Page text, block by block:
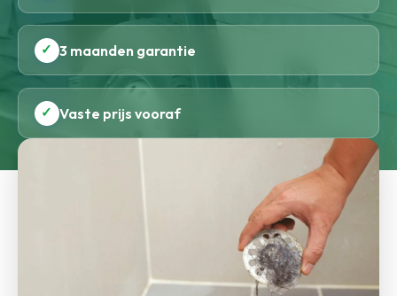
✓ 3 maanden garantie
✓ Vaste prijs vooraf